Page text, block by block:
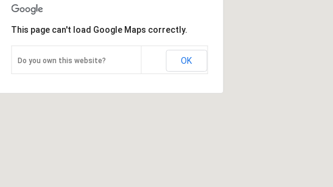
This page can't load Google Maps correctly.
Do you own this website? OK